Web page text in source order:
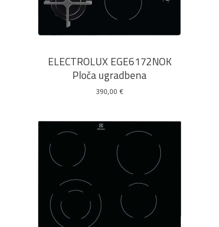
DODAJ U KOŠARICU
ELECTROLUX EGE6172NOK
Ploča ugradbena
390,00 €
DODAJ U KOŠARICU